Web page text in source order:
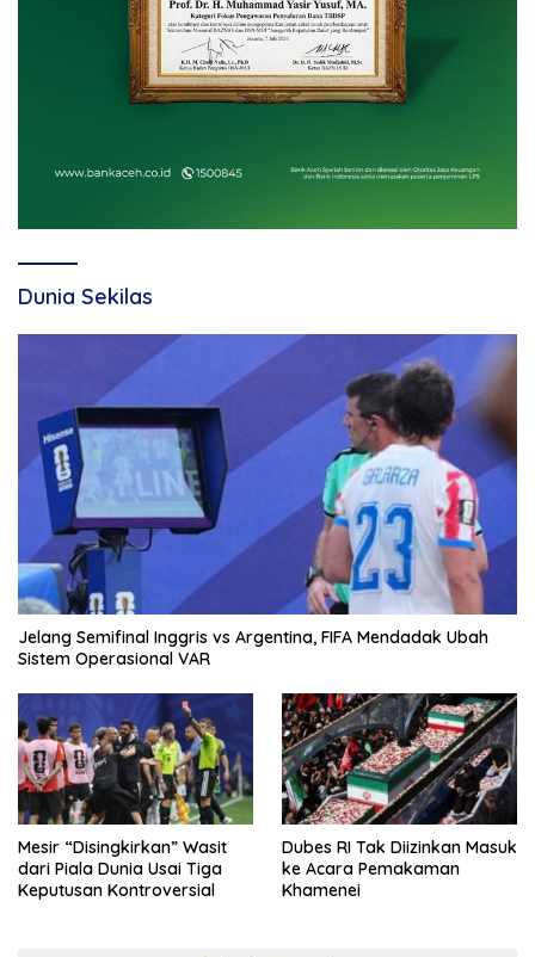
Dunia Sekilas
Jelang Semifinal Inggris vs Argentina, FIFA Mendadak Ubah
Sistem Operasional VAR
Mesir “Disingkirkan” Wasit
dari Piala Dunia Usai Tiga
Keputusan Kontroversial
Dubes RI Tak Diizinkan Masuk
ke Acara Pemakaman
Khamenei